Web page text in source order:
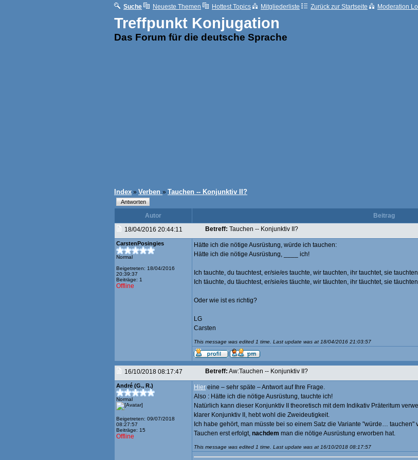
Suche Neueste Themen Hottest Topics Mitgliederliste Zurück zur Startseite Moderation
Treffpunkt Konjugation
Das Forum für die deutsche Sprache
Index » Verben » Tauchen -- Konjunktiv II?
Autor
Beitrag
18/04/2016 20:44:11
Betreff: Tauchen -- Konjunktiv II?
CarstenPosingies
Normal
Beigetreten: 18/04/2016
20:39:37
Beiträge: 1
Offline
Hätte ich die nötige Ausrüstung, würde ich tauchen:
Hätte ich die nötige Ausrüstung, ____ ich!
Ich tauchte, du tauchtest, er/sie/es tauchte, wir tauchten, ihr tauchtet, sie
Ich täuchte, du täuchtest, er/sie/es täuchte, wir täuchten, ihr täuchtet, sie
Oder wie ist es richtig?
LG
Carsten
This message was edited 1 time. Last update was at 18/04/2016 21:03:57
16/10/2018 08:17:47 Betreff: Aw:Tauchen -- Konjunktiv II?
André (G., R.)
Normal
Beigetreten: 09/07/2018
08:27:57
Beiträge: 15
Offline
Hier eine – sehr späte – Antwort auf Ihre Frage.
Also : Hätte ich die nötige Ausrüstung, tauchte ich!
Natürlich kann dieser Konjunktiv II theoretisch mit dem Indikativ Präteritum
klarer Konjunktiv II, hebt wohl die Zweideutigkeit.
Ich habe gehört, man müsste bei so einem Satz die Variante "würde…
Tauchen erst erfolgt, nachdem man die nötige Ausrüstung erworben hat.
This message was edited 1 time. Last update was at 16/10/2018 08:17:57